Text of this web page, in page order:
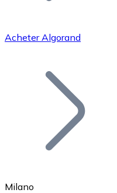
Bitcoin
Acheter Algorand
Milano